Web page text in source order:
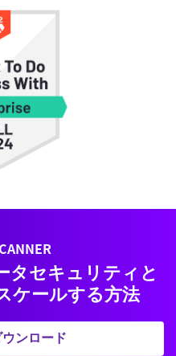
タセキュリティと
ケールする方法
ンロード